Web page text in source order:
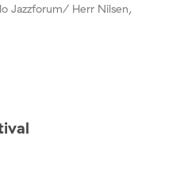
Jazzforum/ Herr Nilsen,